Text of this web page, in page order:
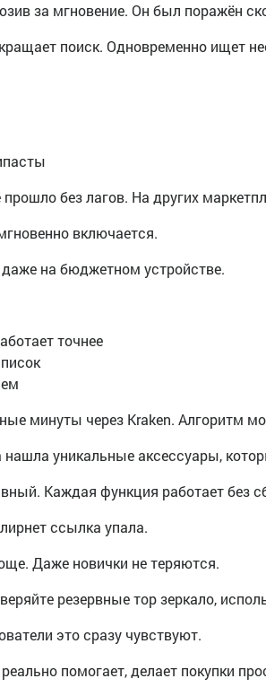
за мгновение. Он был поражён
поиск. Одновременно ищет
без лагов. На других
включается.
на бюджетном устройстве.
точнее
минуты через Kraken. Алгоритм
уникальные аксессуары,
Каждая функция работает без
ссылка упала.
Даже новички не теряются.
резервные тор зеркало,
это сразу чувствуют.
помогает, делает покупки